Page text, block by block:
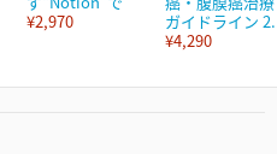
¥2,970
ガイドライン
¥4,290